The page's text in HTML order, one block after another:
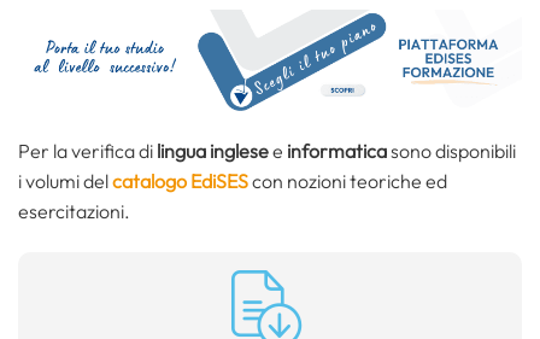
Per la verifica di lingua inglesee informaticasono disponibili
i volumi delcatalogo EdiSEScon nozioni teoriche ed
esercitazioni.